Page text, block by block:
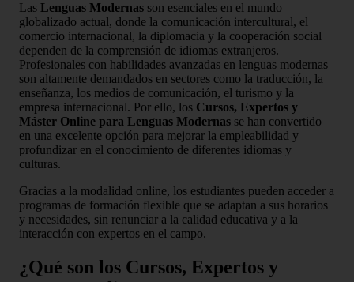
Las Lenguas Modernas son esenciales en el mundo
globalizado actual, donde la comunicación intercultural, el
comercio internacional, la diplomacia y la cooperación social
dependen de la comprensión de idiomas extranjeros.
Profesionales con habilidades avanzadas en lenguas modernas
son altamente demandados en sectores como la traducción, la
enseñanza, los medios de comunicación, el turismo y la
empresa internacional. Por ello, los Cursos, Expertos y
Máster Online para Lenguas Modernas se han convertido
en una excelente opción para mejorar la empleabilidad y
profundizar en el conocimiento de diferentes idiomas y
culturas.
Gracias a la modalidad online, los estudiantes pueden acceder a
programas de formación flexible que se adaptan a sus horarios
y necesidades, sin renunciar a la calidad educativa y a la
interacción con expertos en el campo.
¿Qué son los Cursos, Expertos y